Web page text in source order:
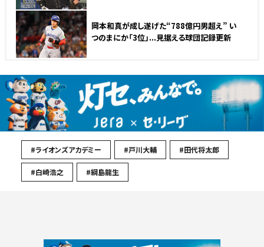
岡本和真が成し遂げた“788億円男超え” い
つのまにか「3位」...見据える球団記録更新
#ライオンズアカデミー #戸川大輔 #田代将太郎
#白崎浩之 #綱島龍生